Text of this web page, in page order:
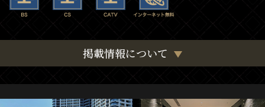
掲載情報について